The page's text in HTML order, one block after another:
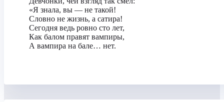
«Я знала, вы — не такой!
Словно не жизнь, а сатира!
Сегодня ведь ровно сто лет,
Как балом правят вампиры,
А вампира на бале… нет.